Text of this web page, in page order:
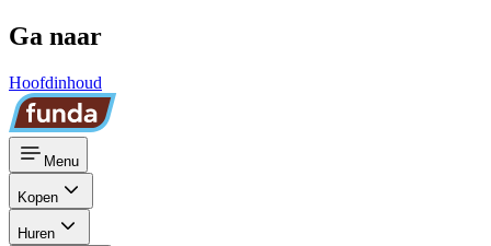
Ga naar
Hoofdinhoud
Menu
Kopen
Huren